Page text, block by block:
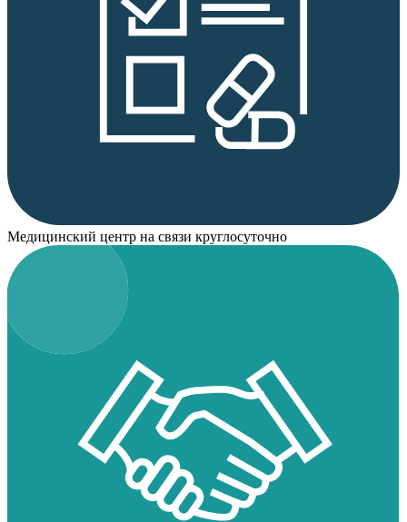
Медицинский центр на связи круглосуточно